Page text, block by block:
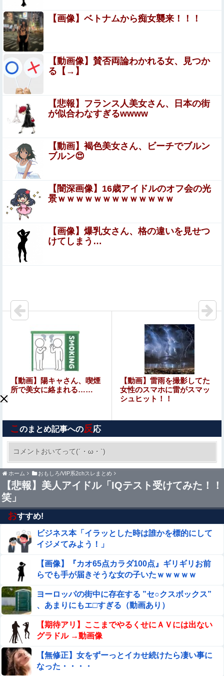
ｗｗｗｗｗ
【シコ画像】 巨乳女さん、混浴風呂でクッソエ口い身体を
見せびらかすｗｗｗｗｗｗｗｗｗｗｗ
【画像あり】NASAが開発、着るだけで瞬時に「-15℃冷
却」する冷感ポンチョ3,980円！
女芸人の吉住さん（36）メイクしたら普通に美人の部類だ
ったと判明ｗｗｗｗｗｗｗｗｗ
【艦これ】推し旅って結局何するイベントなの
【速報】 京大病院、手術ミスで『正常な脳』を摘出 → 患
者は自発呼吸不可能な植物状態に
【悲報】「片親の女だけはやめとけ」という風潮、広まり
つつある
【朗報】菅直人元総理、再評価されるｗｗｗｗｗｗｗｗｗ
ｗｗｗｗｗｗｗｗｗ
エロ漫画『八尺耽溺奇談』をrawやhitomiを使わずに無
料で読む方法│歯車
【画像】女さん、ミニ過ぎる浴衣を着た写真を投稿して叩
宇宙人はいる？いて座の方角から72秒間捉えた強い電波、
50年間正体分からぬ「Wow！信号」他
【緊急】性行為依存症、もう限界ｗｗ⇒！！
【悲報】ロシア、じわじわと逝き始める
【避難所】キッチンカー、から揚げや麺類提供 40代女性
「最高、パン中心の生活には飽き飽きしていて、野菜不足
も感じていた」→時事通信タイトル「パン...
【衝撃】34歳ニート、『エロ漫画』で人生逆転
同僚の美人に土下座して必死に頼んだらこうなるwww
【悲報】粗品、永久追放ｗｗｗｗｗｗｗｗｗｗｗｗｗｗｗ
（証拠あり）
【ガンプラ再販】 RG「ストライクフリーダムガンダム デ
ィアクティブモード」ほか【11時予約開始】
シカ「ヒマワリ全部喰った」 郡山布引風の高原まつり中
止
【悲報】彼女にペニバンで犯されたらｗｗｗｗｗｗｗ
ｗｗｗwwww
野口健氏 猛暑続きで夏の甲子園を危惧「鍛え上げられた
野球球児でも、危ないのではないかな」
【画像】ベトナムから痴女襲来！！！
【動画像】賛否両論わかれる女、見つか
る【→】
【悲報】フランス人美女さん、日本の街
が似合わなすぎるwwww
【動画】褐色美女さん、ビーチでブルン
ブルン😍
【闇深画像】16歳アイドルのオフ会の光
景ｗｗｗｗｗｗｗｗｗｗｗｗｗ
【画像】爆乳女さん、格の違いを見せつ
けてしまう…
【動画】陽キャさん、喫煙
所で美女に絡まれる……
【動画】雷雨を撮影してた
女性のスマホに雷がスマッ
シュヒット！！
こ のまとめ記事への反応
コメントおいてって(´・ω・`)
ホーム おもしろ/VIP系2chスレまとめ
【悲報】美人アイドル「IQテスト受けてみた！！
笑」
おすすめ!
ビジネス本「イラッとした時は誰かを標的にして
イジメてみよう！」
【画像】『カオ65点カラダ100点』ギリギリお前
らでも手が届きそうな女の子いたｗｗｗｗｗ
ヨーロッパの街中に存在する ”セ○クスボックス”
、あまりにもエ□すぎる（動画あり）
【期待アリ】ここまでやるくせにＡＶには出ない
グラドル →動画像
【無修正】女をずーっとイカせ続けたら凄い事に
なった・・・・Sponsored Link